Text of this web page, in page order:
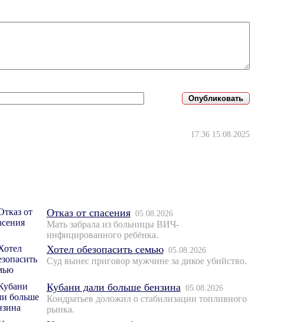
17:36 15.08.2025
Отказ от спасения 05.08.2026
Мать забрала из больницы ВИЧ-
инфицированного ребёнка.
Хотел обезопасить семью 05.08.2026
Суд вынес приговор мужчине за дикое убийство.
Кубани дали больше бензина 05.08.2026
Кондратьев доложил о стабилизации топливного
рынка.